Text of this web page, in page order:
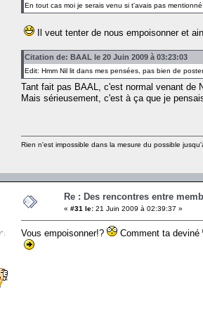
En tout cas moi je serais venu si t'avais pas
Il veut tenter de nous empoisonner et
Citation de: BAAL le 20 Juin 2009 à 03:23:03
Edit: Hmm Nil lit dans mes pensées, pas bien de
Tant fait pas BAAL, c'est normal venant de
Mais sérieusement, c'est à ça que je
Rien n'est impossible dans la mesure du possible
Re : Des rencontres entre
« #31 le: 21 Juin 2009 à 02:39:37 »
Vous empoisonner!? Comment ta deviné